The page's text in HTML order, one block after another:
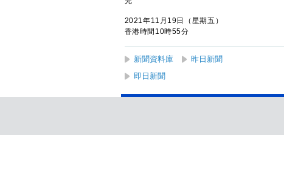
2021年11月19日（星期五）
香港時間10時55分
新聞資料庫 昨日新聞
即日新聞